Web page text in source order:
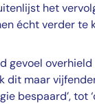
het
écht verder te
gevoel
dit maar
bespaard’, tot